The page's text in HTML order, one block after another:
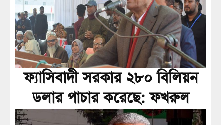
ফ্যাসিবাদী সরকার ২৮০ বিলিয়ন
ডলার পাচার করেছে: ফখরুল